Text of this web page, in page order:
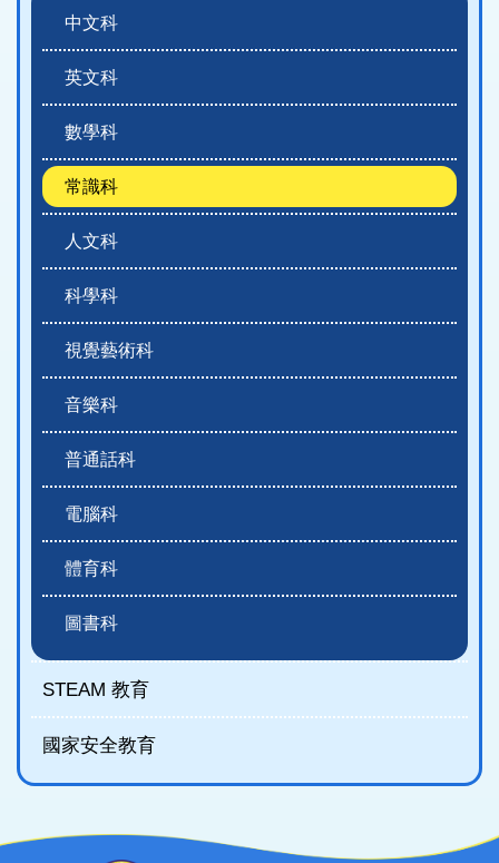
中文科
英文科
數學科
常識科
人文科
科學科
視覺藝術科
音樂科
普通話科
電腦科
體育科
圖書科
STEAM 教育
國家安全教育